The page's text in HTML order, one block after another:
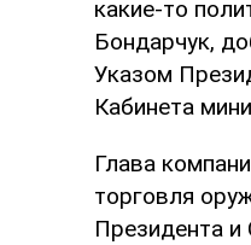
какие-то
Бондарчук,
Указом
Кабинета
Глава
торговля
Президента и